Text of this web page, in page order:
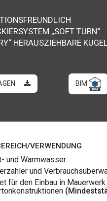
„SOFT TURN“
HERAUSZIEHBARE
BIM
VERWENDUNG
und Warmwasser.
und
für den Einbau in Mauerwerk